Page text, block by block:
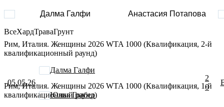
Далма Галфи Анастасия Потапова
ВсеХардТраваГрунт
Рим, Италия. Женщины 2026 WTA 1000 (Квалификация, 2-й
квалификационный раунд)
05.05.26
Далма Галфи
Юлия Грабер
2
0
Рим, Италия. Женщины 2026 WTA 1000 (Квалификация, 1-й
квалификационный раунд)